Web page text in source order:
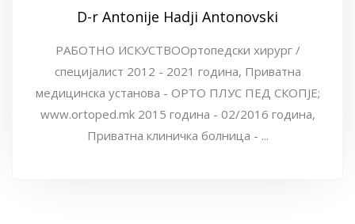
D-r Antonije Hadji Antonovski
РАБОТНО ИСКУСТВООртопедски хирург /
специјалист 2012 - 2021 година, Приватна
медицинска установа - ОРТО ПЛУС ПЕД СКОПЈЕ;
www.ortoped.mk 2015 година - 02/2016 година,
Приватна клиничка болница - ...